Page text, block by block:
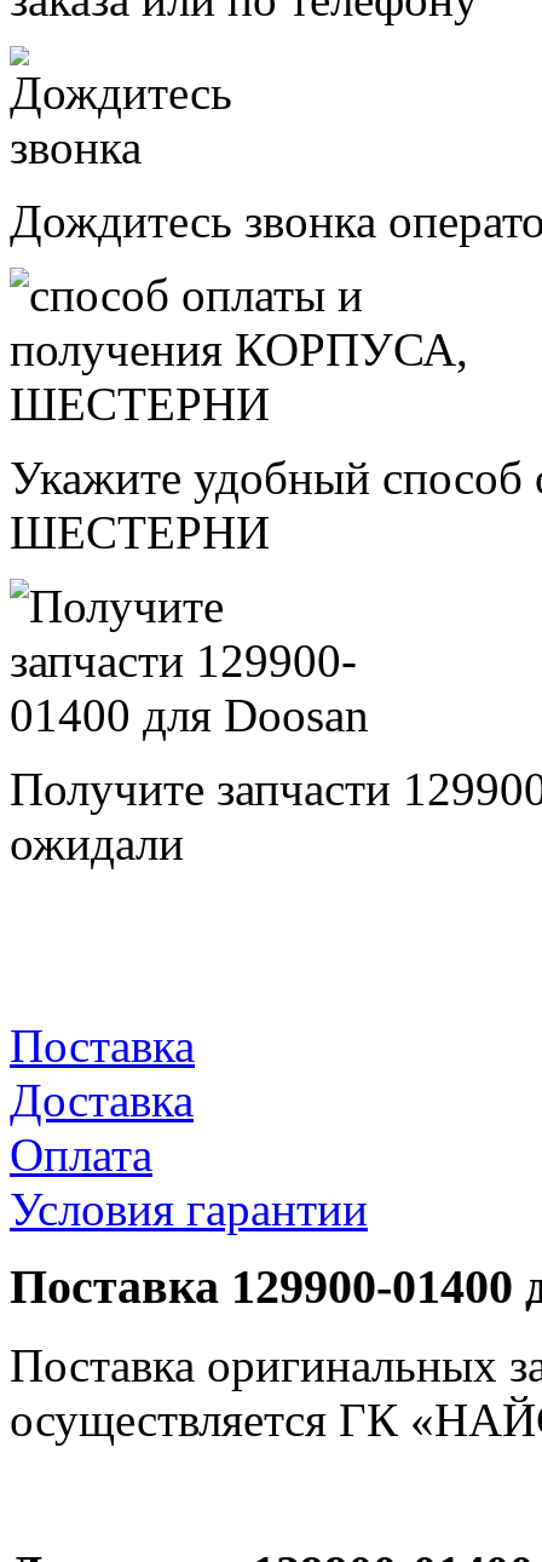
Дождитесь звонка
Укажите удобный
ШЕСТЕРНИ
Получите запчасти
ожидали
Поставка
Доставка
Оплата
Условия гарантии
Поставка 129900-01400
Поставка оригинальных
осуществляется ГК